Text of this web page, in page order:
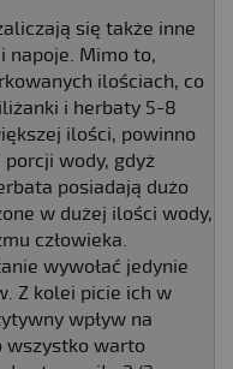
się także inne
napoje. Mimo to,
ilościach, co
i herbaty 5-8
ilości, powinno
wody, gdyż
posiadają dużo
w dużej ilości wody,
człowieka.
wywołać jedynie
Z kolei picie ich w
wpływ na
wszystko warto